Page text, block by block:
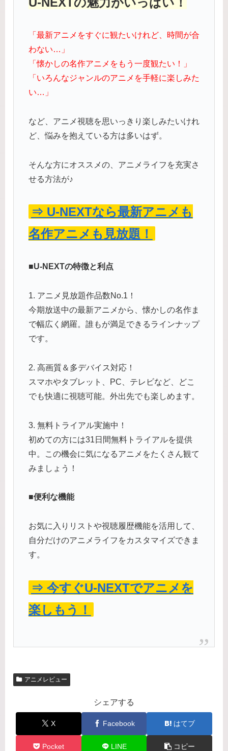
「最新アニメをすぐに観たいけれど、時間が合
わない…」
「懐かしの名作アニメをもう一度観たい！」
「いろんなジャンルのアニメを手軽に楽しみた
い…」
など、アニメ視聴を思いっきり楽しみたいけれ
ど、悩みを抱えている方は多いはず。
そんな方にオススメの、アニメライフを充実さ
せる方法が♪
⇒ U-NEXTなら最新アニメも
名作アニメも見放題！
■U-NEXTの特徴と利点
1. アニメ見放題作品数No.1！
今期放送中の最新アニメから、懐かしの名作ま
で幅広く網羅。誰もが満足できるラインナップ
です。
2. 高画質＆多デバイス対応！
スマホやタブレット、PC、テレビなど、どこ
でも快適に視聴可能。外出先でも楽しめます。
3. 無料トライアル実施中！
初めての方には31日間無料トライアルを提供
中。この機会に気になるアニメをたくさん観て
みましょう！
■便利な機能
お気に入りリストや視聴履歴機能を活用して、
自分だけのアニメライフをカスタマイズできま
す。
⇒ 今すぐU-NEXTでアニメを
楽しもう！
アニメレビュー
シェアする
X Facebook はてブ
Pocket LINE コピー